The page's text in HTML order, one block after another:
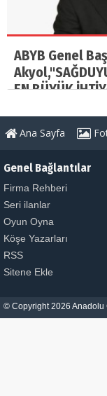
ABYB Genel
EN BÜYÜK
Ana Sayfa
Genel Bağlantılar
Firma Rehberi
Seri ilanlar
Oyun Oyna
Köşe Yazarları
RSS
Sitene Ekle
© Copyright 2026 Anadolu